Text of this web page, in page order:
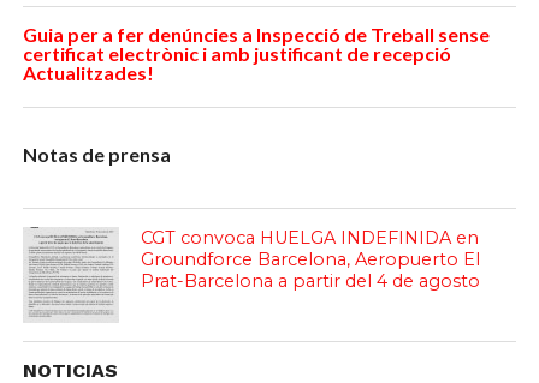
Guia per a fer denúncies a Inspecció de Treball sense
certificat electrònic i amb justificant de recepció
Actualitzades!
Notas de prensa
CGT convoca HUELGA INDEFINIDA en
Groundforce Barcelona, Aeropuerto El
Prat-Barcelona a partir del 4 de agosto
NOTICIAS